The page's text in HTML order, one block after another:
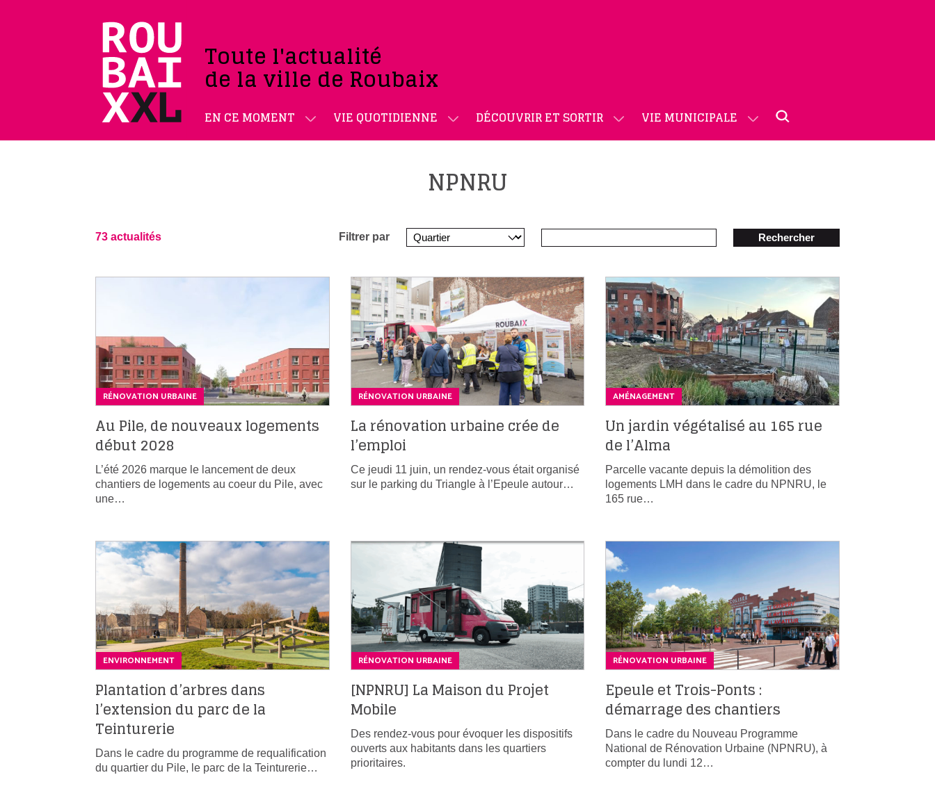
Toute l'actualité
de la ville de Roubaix
EN CE MOMENT VIE QUOTIDIENNE DÉCOUVRIR ET SORTIR VIE MUNICIPALE
NPNRU
73 actualités Filtrer par Rechercher
RÉNOVATION URBAINE
Au Pile, de nouveaux logements
début 2028
L’été 2026 marque le lancement de deux
chantiers de logements au coeur du Pile, avec
une…
RÉNOVATION URBAINE
La rénovation urbaine crée de
l’emploi
Ce jeudi 11 juin, un rendez-vous était organisé
sur le parking du Triangle à l’Epeule autour…
AMÉNAGEMENT
Un jardin végétalisé au 165 rue
de l’Alma
Parcelle vacante depuis la démolition des
logements LMH dans le cadre du NPNRU, le
165 rue…
ENVIRONNEMENT
Plantation d’arbres dans
l’extension du parc de la
Teinturerie
Dans le cadre du programme de requalification
du quartier du Pile, le parc de la Teinturerie…
RÉNOVATION URBAINE
[NPNRU] La Maison du Projet
Mobile
Des rendez-vous pour évoquer les dispositifs
ouverts aux habitants dans les quartiers
prioritaires.
RÉNOVATION URBAINE
Epeule et Trois-Ponts :
démarrage des chantiers
Dans le cadre du Nouveau Programme
National de Rénovation Urbaine (NPNRU), à
compter du lundi 12…